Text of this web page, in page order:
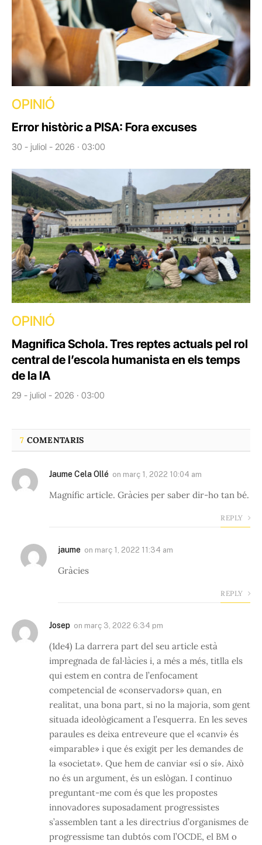
OPINIÓ
Error històric a PISA: Fora excuses
30 - juliol - 2026 · 03:00
OPINIÓ
Magnifica Schola. Tres reptes actuals pel rol
central de l’escola humanista en els temps
de la IA
29 - juliol - 2026 · 03:00
7 COMENTARIS
Jaume Cela Ollé on març 1, 2022 10:04 am
Magnífic article. Gràcies per saber dir-ho tan bé.
REPLY
jaume on març 1, 2022 11:34 am
Gràcies
REPLY
Josep on març 3, 2022 6:34 pm
(1de4) La darrera part del seu article està
impregnada de fal·làcies i, a més a més, titlla els
qui estem en contra de l’enfocament
competencial de «conservadors» quan, en
realitat, una bona part, si no la majoria, som gent
situada ideològicament a l’esquerra. En les seves
paraules es deixa entreveure que el «canvi» és
«imparable» i que és exigit per les demandes de
la «societat». Que hem de canviar «sí o sí». Això
no és un argument, és un eslògan. I continuo
preguntant-me com és que les propostes
innovadores suposadament progressistes
s’assemblen tant a les directrius d’organismes de
progressisme tan dubtós com l’OCDE, el BM o